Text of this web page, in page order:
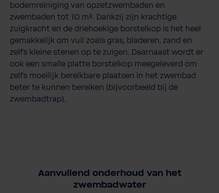
bodemreiniging van opzetzwembaden en
zwembaden tot 10 m³. Dankzij zijn krachtige
zuigkracht en de driehoekige borstelkop is het heel
gemakkelijk om vuil zoals gras, bladeren, zand en
zelfs kleine stenen op te zuigen. Daarnaast wordt er
ook een smalle platte borstelkop meegeleverd om
zelfs moeilijk bereikbare plaatsen in het zwembad
beter te kunnen bereiken (bijvoorbeeld bij de
zwembadtrap).
Aanvullend onderhoud van het
zwembadwater